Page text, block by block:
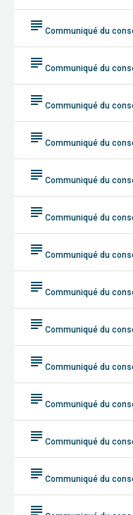
subject Communiqué du
subject Communiqué du
subject Communiqué du
subject Communiqué du
subject Communiqué du
subject Communiqué du
subject Communiqué du
subject Communiqué du
subject Communiqué du
subject Communiqué du
subject Communiqué du
subject Communiqué du
subject Communiqué du
subject